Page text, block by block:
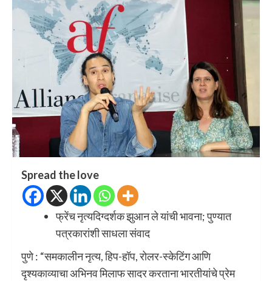
Spread the love
फ्रेंच नृत्यदिग्दर्शक झुआन ले यांची भावना; पुण्यात
पत्रकारांशी साधला संवाद
पुणे : “समकालीन नृत्य, हिप-हॉप, रोलर-स्केटिंग आणि
दृश्यकाव्याचा अभिनव मिलाफ सादर करताना भारतीयांचे प्रेम